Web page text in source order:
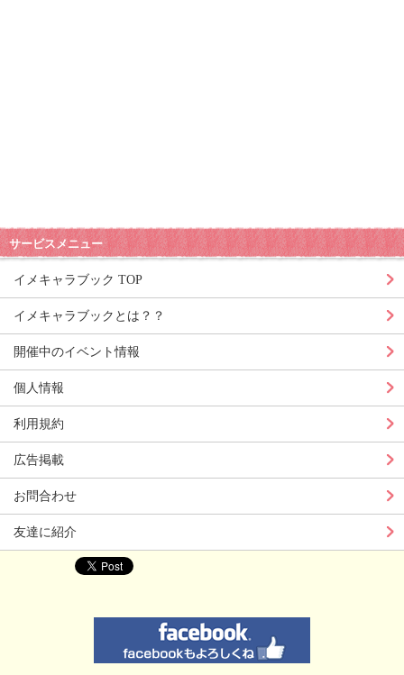
サービスメニュー
イメキャラブック TOP
イメキャラブックとは？？
開催中のイベント情報
個人情報
利用規約
広告掲載
お問合わせ
友達に紹介